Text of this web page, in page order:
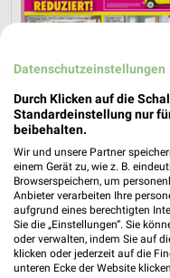
21,2
Angebote ab 03.08.
Noch heute gültig
Globus
Datenschutzeinstellungen
Durch Klicken auf die
Standardeinstellung nur
beibehalten.
Wir und unsere Partner
einem Gerät zu, wie z. B.
Browserspeichern, um
Anbieter verarbeiten Ihre
aufgrund eines berechtigten
Sie die „Einstellungen“. Sie
oder verwalten, indem Sie auf
klicken oder jederzeit auf die
unteren Ecke der Website